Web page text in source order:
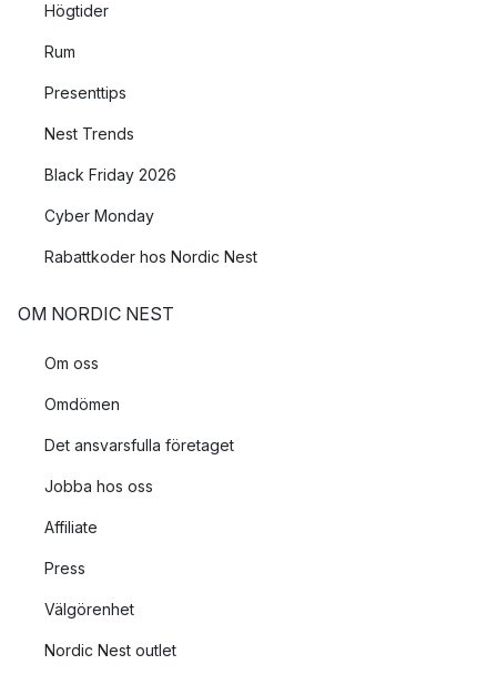
Högtider
Rum
Presenttips
Nest Trends
Black Friday 2026
Cyber Monday
Rabattkoder hos Nordic Nest
OM NORDIC NEST
Om oss
Omdömen
Det ansvarsfulla företaget
Jobba hos oss
Affiliate
Press
Välgörenhet
Nordic Nest outlet